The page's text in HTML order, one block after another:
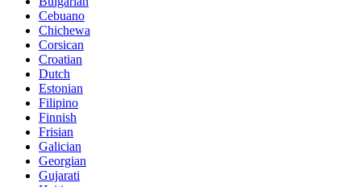
Cebuano
Chichewa
Corsican
Croatian
Dutch
Estonian
Filipino
Finnish
Frisian
Galician
Georgian
Gujarati